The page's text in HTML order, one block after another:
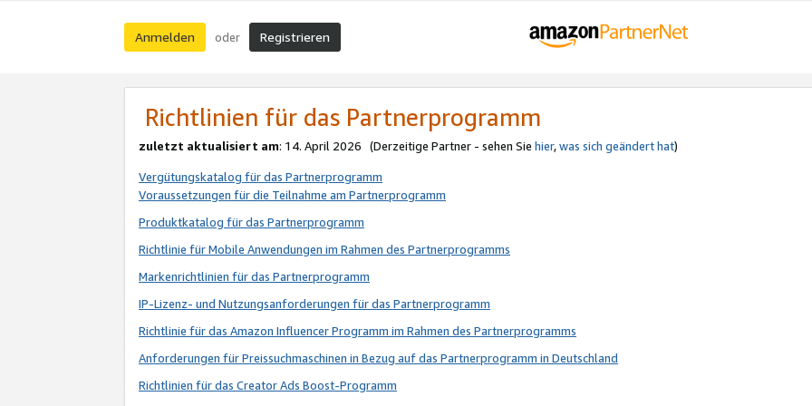
Anmelden oder Registrieren
Richtlinien für das Partnerprogramm
zuletzt aktualisiert am: 14. April 2026 (Derzeitige Partner - sehen Sie hier,was sich geändert hat)
Vergütungskatalog für das Partnerprogramm
Voraussetzungen für die Teilnahme am Partnerprogramm
Produktkatalog für das Partnerprogramm
Richtlinie für Mobile Anwendungen im Rahmen des Partnerprogramms
Markenrichtlinien für das Partnerprogramm
IP-Lizenz- und Nutzungsanforderungen für das Partnerprogramm
Richtlinie für das Amazon Influencer Programm im Rahmen des Partnerprogramms
Anforderungen für Preissuchmaschinen in Bezug auf das Partnerprogramm in Deutschland
Richtlinien für das Creator Ads Boost-Programm